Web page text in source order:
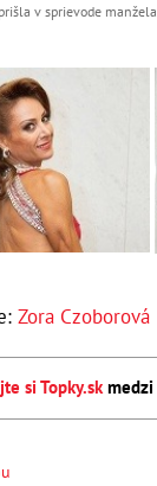
v sprievode manžela
Zora Czoborová
si Topky.skmedzi